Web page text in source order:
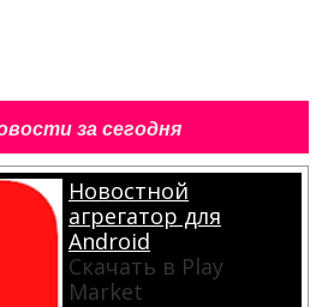
за сегодня
Новостной
агрегатор для
Android
Скачать в Play
Market